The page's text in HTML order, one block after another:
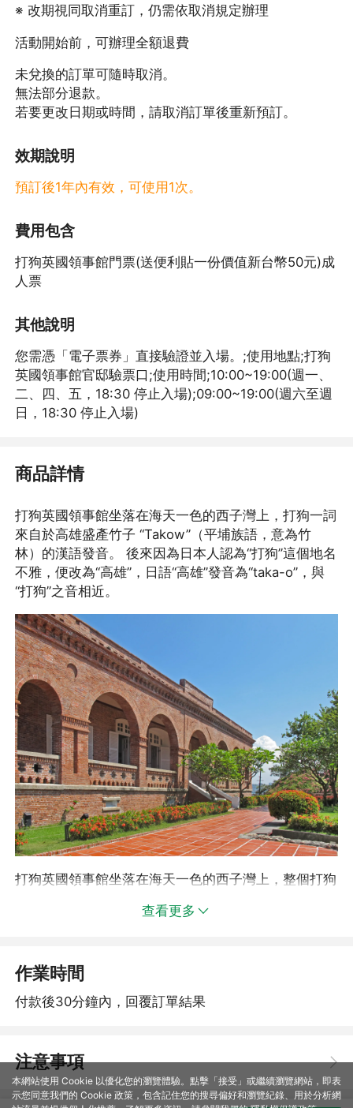
※ 改期視同取消重訂，仍需依取消規定辦理
活動開始前，可辦理全額退費
未兌換的訂單可隨時取消。
無法部分退款。
若要更改日期或時間，請取消訂單後重新預訂。
效期說明
預訂後1年內有效，可使用1次。
費用包含
打狗英國領事館門票(送便利貼一份價值新台幣50元)成
人票
其他說明
您需憑「電子票券」直接驗證並入場。;使用地點;打狗
英國領事館官邸驗票口;使用時間;10:00~19:00(週一、
二、四、五，18:30 停止入場);09:00~19:00(週六至週
日，18:30 停止入場)
商品詳情
打狗英國領事館坐落在海天一色的西子灣上，打狗一詞
來自於高雄盛產竹子 “Takow”（平埔族語，意為竹
林）的漢語發音。 後來因為日本人認為“打狗”這個地名
不雅，便改為“高雄”，日語“高雄”發音為“taka-o”，與
“打狗”之音相近。
打狗英國領事館坐落在海天一色的西子灣上，整個打狗
上官邸是後文藝復興時代巴洛克式建築，紅磚的外觀、
在觀景平台上可以將夕陽西下的過程一覽無遺，二層有
展覽室，以模型、老地圖等多線交錯的方式讓遊客感受
高雄開港100多年豐富的故事。
查看更多
作業時間
付款後30分鐘內，回覆訂單結果
注意事項
不再提醒 下載APP
本網站使用 Cookie 以優化您的瀏覽體驗。點擊「接受」或繼續瀏覽網站，即表
示您同意我們的 Cookie 政策，包含記住您的搜尋偏好和瀏覽紀錄、用於分析網